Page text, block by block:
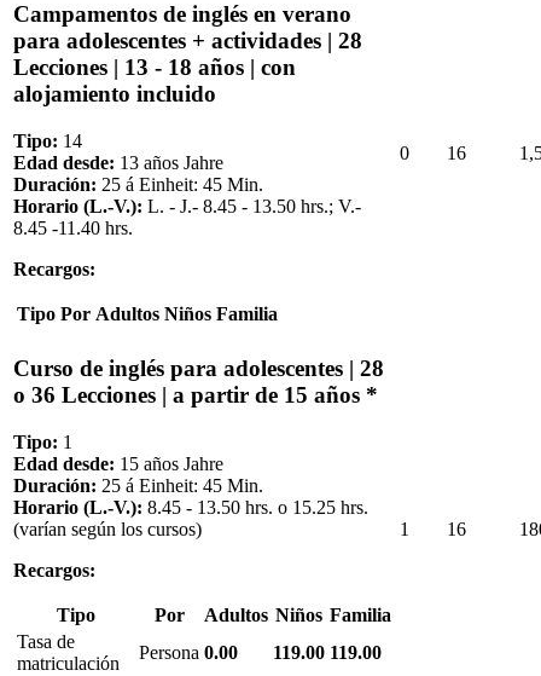
Campamentos de inglés en verano
para adolescentes + actividades | 28
Lecciones | 13 - 18 años | con
alojamiento incluido
Tipo: 14
Edad desde: 13 años Jahre
Duración: 25 á Einheit: 45 Min.
Horario (L.-V.): L. - J.- 8.45 - 13.50 hrs.; V.-
8.45 -11.40 hrs.
Recargos:
Tipo Por Adultos Niños Familia
0 16
Curso de inglés para adolescentes | 28
o 36 Lecciones | a partir de 15 años *
Tipo: 1
Edad desde: 15 años Jahre
Duración: 25 á Einheit: 45 Min.
Horario (L.-V.): 8.45 - 13.50 hrs. o 15.25 hrs.
(varían según los cursos)
Recargos:
Tipo Por Adultos Niños Familia
Tasa de
matriculación
Persona 0.00 119.00 119.00
1 16